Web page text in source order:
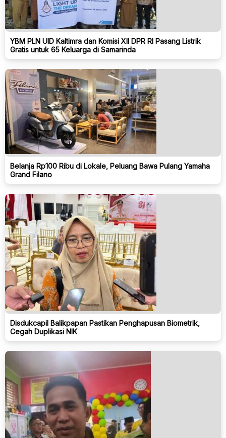
YBM PLN UID Kaltimra dan Komisi XII DPR RI Pasang Listrik
Gratis untuk 65 Keluarga di Samarinda
Belanja Rp100 Ribu di Lokale, Peluang Bawa Pulang Yamaha
Grand Filano
Disdukcapil Balikpapan Pastikan Penghapusan Biometrik,
Cegah Duplikasi NIK